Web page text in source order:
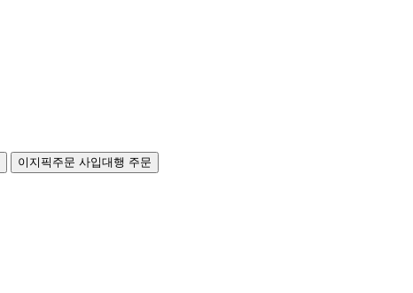
이지픽주문 사입대행 주문